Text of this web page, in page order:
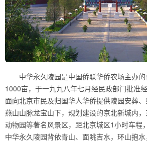
中华永久陵园是中国侨联华侨农场主办
1000亩，于一九九八年七月经民政部门批准
面向北京市民及归国华人华侨提供陵园安葬
燕山山脉龙宝山下，规划建设的京北新城内
动物园等著名风景区，距北京城区1小时车程
中华永久陵园背依青山、面眺吉水，环山抱